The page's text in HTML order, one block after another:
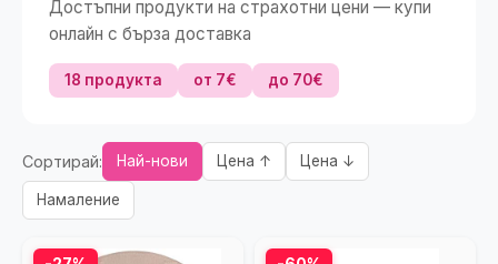
Достъпни продукти на страхотни цени — купи
онлайн с бърза доставка
18 продукта от 7€ до 70€
Сортирай: Най-нови Цена ↑ Цена ↓
Намаление